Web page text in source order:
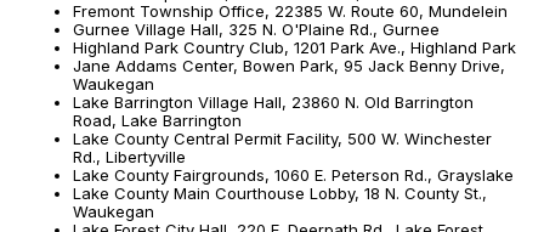
Fremont Township Office, 22385 W. Route 60, Mundelein
Gurnee Village Hall, 325 N. O'Plaine Rd., Gurnee
Highland Park Country Club, 1201 Park Ave., Highland Park
Jane Addams Center, Bowen Park, 95 Jack Benny Drive,
Waukegan
Lake Barrington Village Hall, 23860 N. Old Barrington
Road, Lake Barrington
Lake County Central Permit Facility, 500 W. Winchester
Rd., Libertyville
Lake County Fairgrounds, 1060 E. Peterson Rd., Grayslake
Lake County Main Courthouse Lobby, 18 N. County St.,
Waukegan